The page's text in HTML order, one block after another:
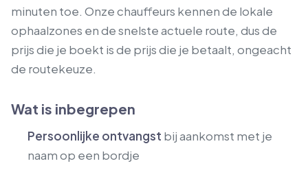
minuten toe. Onze chauffeurs kennen de lokale
ophaalzones en de snelste actuele route, dus de
prijs die je boekt is de prijs die je betaalt, ongeacht
de routekeuze.
Wat is inbegrepen
Persoonlijke ontvangst bij aankomst met je
naam op een bordje